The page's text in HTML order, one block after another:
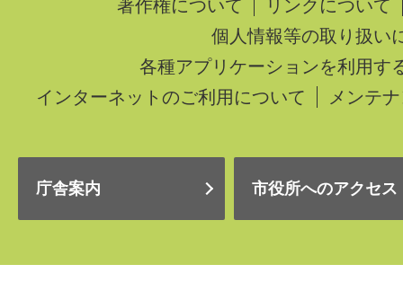
著作権について
リンクについて
個人情報等の取り扱い
各種アプリケーションを利用す
インターネットのご利用について
メンテ
庁舎案内 市役所へのアクセス